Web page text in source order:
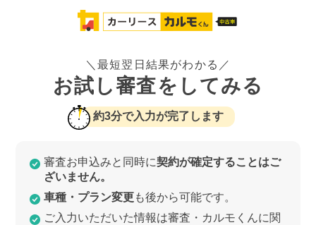
＼最短翌日結果がわかる／
お試し審査をしてみる
約3分で入力が完了します
審査お申込みと同時に契約が確定することはご
ざいません。
車種・プラン変更も後から可能です。
ご入力いただいた情報は審査・カルモくんに関